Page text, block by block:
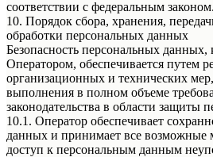
соответствии с федеральным законом.
10. Порядок сбора, хранения,
обработки персональных данных
Безопасность персональных данных,
Оператором, обеспечивается путем
организационных и технических
выполнения в полном объеме
законодательства в области защиты
10.1. Оператор обеспечивает
данных и принимает все
доступ к персональным данным